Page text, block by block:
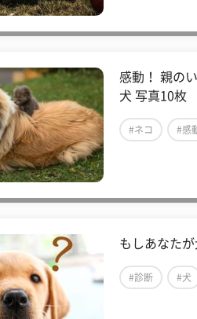
感動！ 親の
犬 写真10枚
#ネコ #感
もしあなた
#診断 #犬